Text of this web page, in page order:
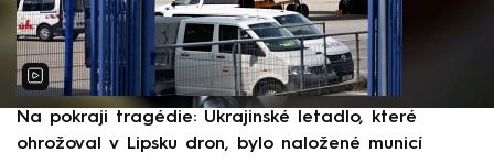
Na pokraji tragédie: Ukrajinské letadlo, které
ohrožoval v Lipsku dron, bylo naložené municí